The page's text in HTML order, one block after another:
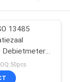
13485
Debietmeters,
Meter van